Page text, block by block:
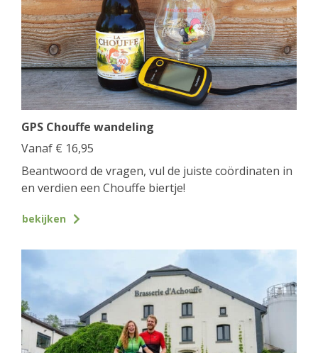
GPS Chouffe wandeling
Vanaf € 16,95
Beantwoord de vragen, vul de juiste coördinaten in
en verdien een Chouffe biertje!
bekijken